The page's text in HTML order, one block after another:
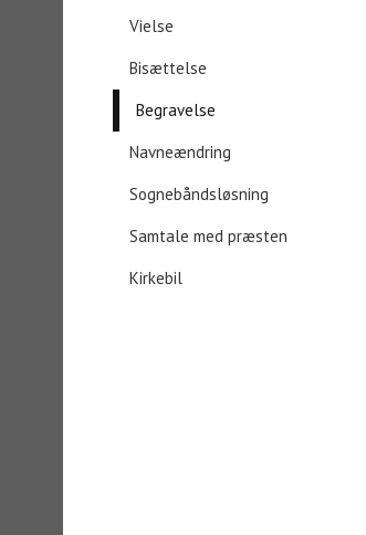
Vielse
Bisættelse
Begravelse
Navneændring
Sognebåndsløsning
Samtale med præsten
Kirkebil